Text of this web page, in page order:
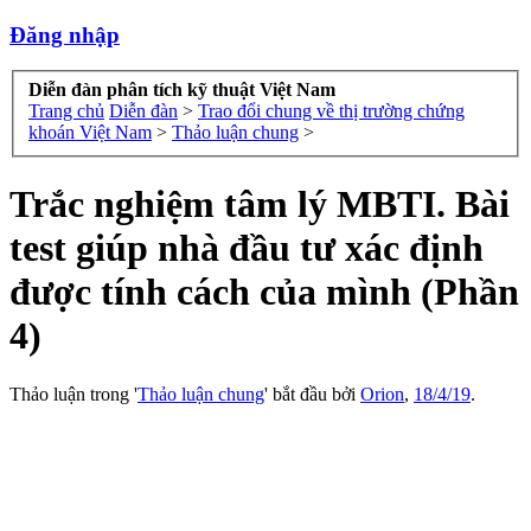
Đăng nhập
Diễn đàn phân tích kỹ thuật Việt Nam
Trang chủ Diễn đàn > Trao đổi chung về thị trường chứng
khoán Việt Nam > Thảo luận chung >
Trắc nghiệm tâm lý MBTI. Bài
test giúp nhà đầu tư xác định
được tính cách của mình (Phần
4)
Thảo luận trong 'Thảo luận chung' bắt đầu bởi Orion, 18/4/19.